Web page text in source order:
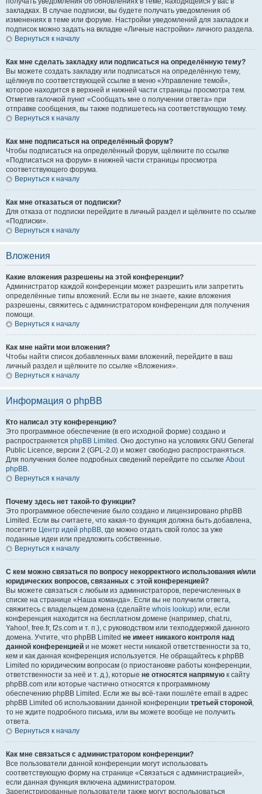
закладках. В случае подписки, вы будете получать уведомления об
изменениях в теме или форуме. Настройки уведомлений для закладок и
подписок можно задать на вкладке «Личные настройки» личного раздела.
Вернуться к началу
Как мне сделать закладку или подписаться на определённую тему?
Вы можете создать закладку или подписаться на определённую тему,
щёлкнув по соответствующей ссылке в меню «Управление темой»,
которое находится в верхней и нижней части страницы просмотра тем.
Отметив галочкой пункт «Сообщать мне о получении ответа» при
отправке сообщения, вы также подпишетесь на соответствующую тему.
Вернуться к началу
Как мне подписаться на определённый форум?
Чтобы подписаться на определённый форум, щёлкните по ссылке
«Подписаться на форум» в нижней части страницы просмотра
соответствующего форума.
Вернуться к началу
Как мне отказаться от подписки?
Для отказа от подписки перейдите в личный раздел и щёлкните по ссылке
«Подписки».
Вернуться к началу
Вложения
Какие вложения разрешены на этой конференции?
Администратор каждой конференции может разрешить или запретить
определённые типы вложений. Если вы не знаете, какие вложения
разрешены, свяжитесь с администратором конференции для получения
помощи.
Вернуться к началу
Как мне найти мои вложения?
Чтобы найти список добавленных вами вложений, перейдите в ваш
личный раздел и щёлкните по ссылке «Вложения».
Вернуться к началу
Информация о phpBB
Кто написал эту конференцию?
Это программное обеспечение (в его исходной форме) создано и
распространяется phpBB Limited . Оно доступно на условиях GNU General
Public Licence, версии 2 (GPL-2.0) и может свободно распространяться.
Для получения более подробных сведений перейдите по ссылке About
phpBB.
Вернуться к началу
Почему здесь нет такой-то функции?
Это программное обеспечение было создано и лицензировано phpBB
Limited. Если вы считаете, что какая-то функция должна быть добавлена,
посетите Центр идей phpBB, где можно отдать свой голос за уже
поданные идеи или предложить собственные.
Вернуться к началу
С кем можно связаться по вопросу некорректного использования и/или
юридических вопросов, связанных с этой конференцией?
Вы можете связаться с любым из администраторов, перечисленных в
списке на странице «Наша команда». Если вы не получили ответа,
свяжитесь с владельцем домена (сделайте whois lookup) или, если
конференция находится на бесплатном домене (например, chat.ru,
Yahoo!, free.fr, f2s.com и т. п.), с руководством или техподдержкой данного
домена. Учтите, что phpBB Limited не имеет никакого контроля над
данной конференцией и не может нести никакой ответственности за то,
кем и как данная конференция используется. Не обращайтесь к phpBB
Limited по юридическим вопросам (о приостановке работы конференции,
ответственности за неё и т. д.), которые не относятся напрямую к сайту
phpBB.com или которые частично относятся к программному
обеспечению phpBB Limited. Если же вы всё-таки пошлёте email в адрес
phpBB Limited об использовании данной конференции третьей стороной,
то не ждите подробного письма, или вы можете вообще не получить
ответа.
Вернуться к началу
Как мне связаться с администратором конференции?
Все пользователи данной конференции могут использовать
соответствующую форму на странице «Связаться с администрацией»,
если данная функция включена администратором.
Зарегистрированные пользователи также могут воспользоваться